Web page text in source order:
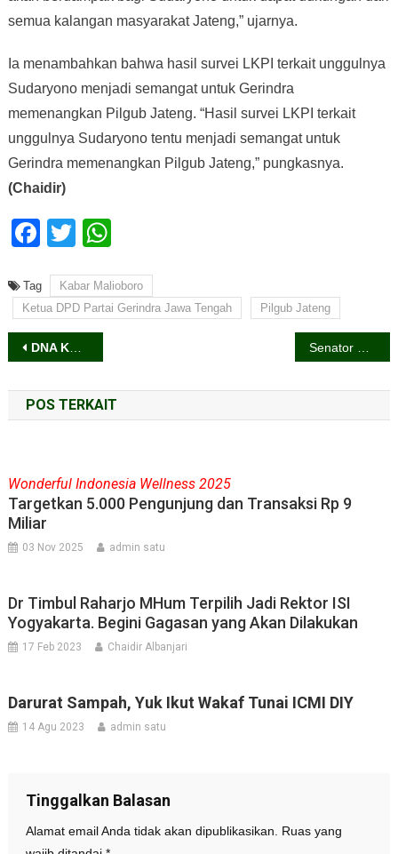
semua kalangan masyarakat Jateng,” ujarnya.
Ia menambahkan bahwa hasil survei LKPI terkait unggulnya
Sudaryono menjadi semangat untuk Gerindra
memenangkan Pilgub Jateng. “Hasil survei LKPI terkait
unggulnya Sudaryono tentu menjadi semangat untuk
Gerindra memenangkan Pilgub Jateng,” pungkasnya.
(Chaidir)
Facebook
TwitterWhatsApp
Tag
Kabar Malioboro
Ketua DPD Partai Gerindra Jawa Tengah
Pilgub Jateng
Navigasi
pos
DNA Kulonprogo Ada di Desa Wisata
POS TERKAIT
Wonderful Indonesia Wellness 2025
Targetkan 5.000 Pengunjung dan Transaksi Rp 9
Miliar
03 Nov 2025 admin satu
Dr Timbul Raharjo MHum Terpilih Jadi Rektor ISI
Yogyakarta. Begini Gagasan yang Akan Dilakukan
17 Feb 2023 Chaidir Albanjari
Darurat Sampah, Yuk Ikut Wakaf Tunai ICMI DIY
14 Agu 2023 admin satu
Tinggalkan Balasan
Alamat email Anda tidak akan dipublikasikan.
Ruas yang